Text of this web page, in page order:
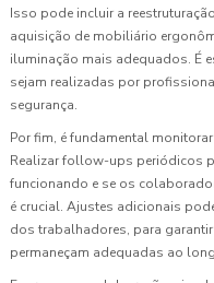
Isso pode incluir a
aquisição de mobiliário
iluminação mais adequados. É
sejam realizadas por
segurança.
Por fim, é fundamental
Realizar follow-ups periódicos
funcionando e se os
é crucial. Ajustes adicionais
dos trabalhadores, para
permaneçam adequadas ao